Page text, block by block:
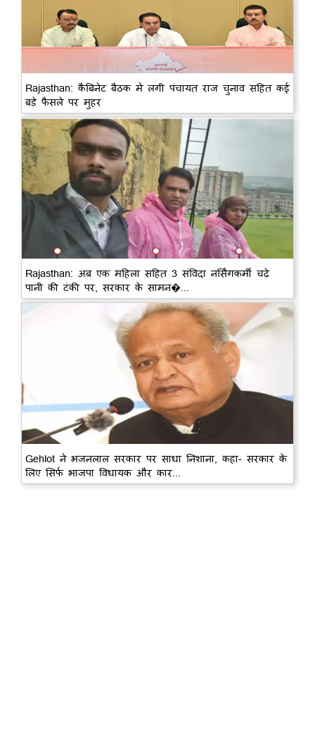
Rajasthan: कैबिनेट बैठक में लगी पंचायत राज चुनाव सहित कई
बड़े फैसले पर मुहर
Rajasthan: अब एक महिला सहित 3 संविदा नर्सिंगकर्मी चढ़े
पानी की टंकी पर, सरकार के सामन�...
Gehlot ने भजनलाल सरकार पर साधा निशाना, कहा- सरकार के
लिए सिर्फ भाजपा विधायक और कार...